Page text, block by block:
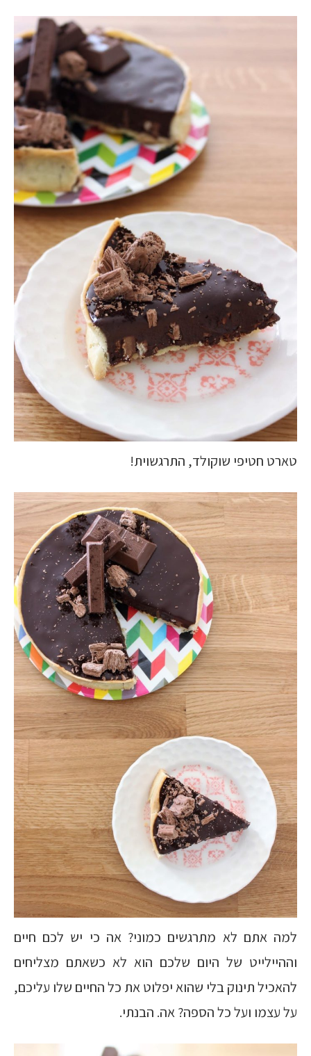
טארט חטיפי שוקולד, התרגשוית!
למה אתם לא מתרגשים כמוני? אה כי יש לכם חיים
וההיילייט של היום שלכם הוא לא כשאתם מצליחים
להאכיל תינוק בלי שהוא יפלוט את כל החיים שלו עליכם,
על עצמו ועל כל הספה? אה. הבנתי.